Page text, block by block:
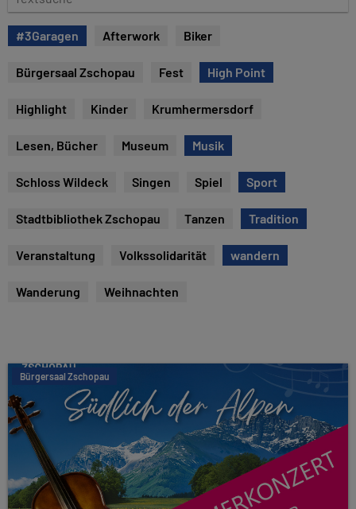
m
e
x
t
#3Garagen Afterwork Biker
Bürgersaal Zschopau Fest High Point
Highlight Kinder Krumhermersdorf
Lesen, Bücher Museum Musik
Schloss Wildeck Singen Spiel Sport
Stadtbibliothek Zschopau Tanzen Tradition
Veranstaltung Volkssolidarität wandern
Wanderung Weihnachten
Bürgersaal Zschopau